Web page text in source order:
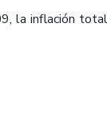
la inflación